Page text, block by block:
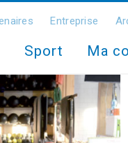
Entreprise
Sport Ma